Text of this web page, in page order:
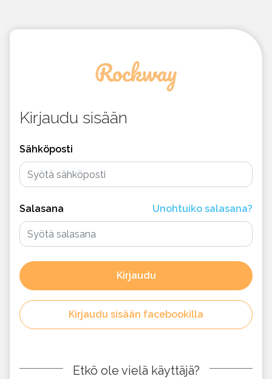
Kirjaudu sisään
Sähköposti
Salasana Unohtuiko salasana?
Kirjaudu
Kirjaudu sisään facebookilla
Etkö ole vielä käyttäjä?